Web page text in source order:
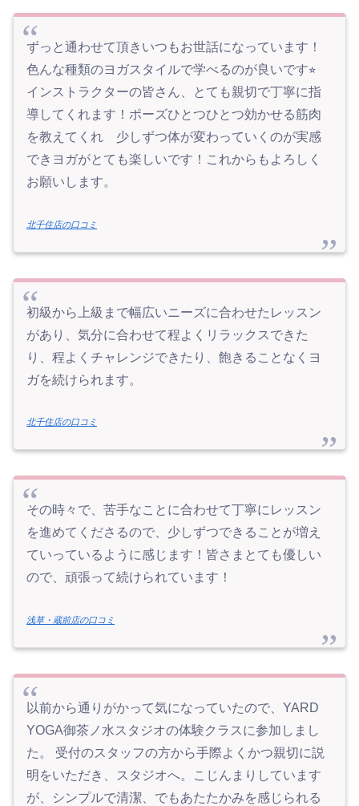
ずっと通わせて頂きいつもお世話になっています！
色んな種類のヨガスタイルで学べるのが良いです⭐︎
インストラクターの皆さん、とても親切で丁寧に指
導してくれます！ポーズひとつひとつ効かせる筋肉
を教えてくれ 少しずつ体が変わっていくのが実感
できヨガがとても楽しいです！これからもよろしく
お願いします。
北千住店の口コミ
初級から上級まで幅広いニーズに合わせたレッスン
があり、気分に合わせて程よくリラックスできた
り、程よくチャレンジできたり、飽きることなくヨ
ガを続けられます。
北千住店の口コミ
その時々で、苦手なことに合わせて丁寧にレッスン
を進めてくださるので、少しずつできることが増え
ていっているように感じます！皆さまとても優しい
ので、頑張って続けられています！
浅草・蔵前店の口コミ
以前から通りがかって気になっていたので、YARD
YOGA御茶ノ水スタジオの体験クラスに参加しまし
た。 受付のスタッフの方から手際よくかつ親切に説
明をいただき、スタジオへ。こじんまりしています
が、シンプルで清潔、でもあたたかみを感じられる